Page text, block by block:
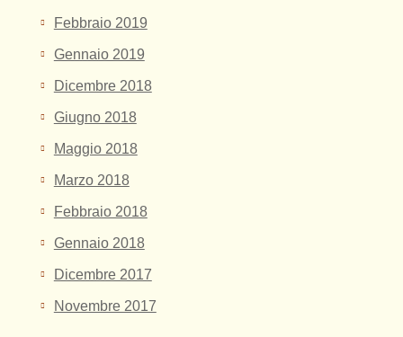
Febbraio 2019
Gennaio 2019
Dicembre 2018
Giugno 2018
Maggio 2018
Marzo 2018
Febbraio 2018
Gennaio 2018
Dicembre 2017
Novembre 2017